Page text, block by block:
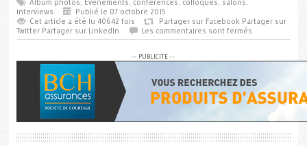
Album photos, Evénements, conférences, colloques, salons,
interviews
Publié le 07 octobre 2015
Cet article a été lu 40642 fois
Partager sur Facebook Partager sur
Twitter Partager sur LinkedIn Les commentaires sont fermés
-- PUBLICITE --